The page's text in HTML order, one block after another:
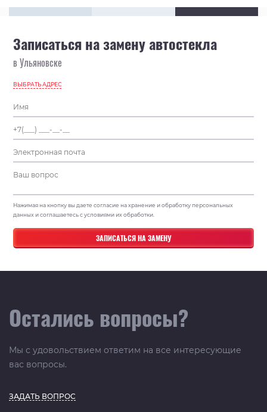
Записаться на замену автостекла
в Ульяновске
ВЫБРАТЬ АДРЕС
Нажимая на кнопку вы даете согласие на хранение и обработку персональных
данных и соглашаетесь с условиями их обработки.
Остались вопросы?
Мы с удовольствием ответим на все интересующие
вас вопросы.
ЗАДАТЬ ВОПРОС